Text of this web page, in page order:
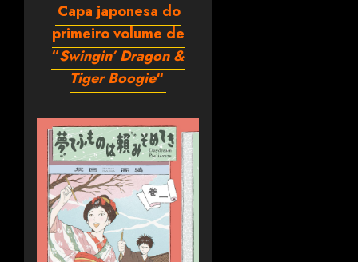
Capa japonesa do
primeiro volume de
“Swingin’ Dragon &
Tiger Boogie“